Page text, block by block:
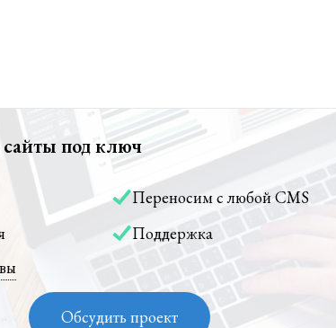
под ключ
Переносим с любой CMS
Поддержка
Обсудить проект